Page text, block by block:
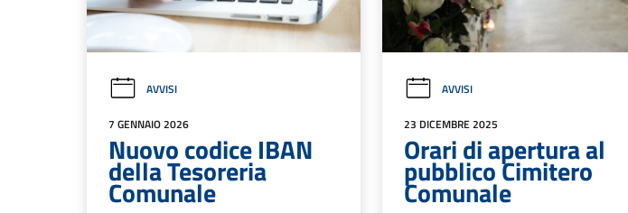
AVVISI
7 GENNAIO 2026
Nuovo codice IBAN
della Tesoreria
Comunale
AVVISI
23 DICEMBRE 2025
Orari di apertura al
pubblico Cimitero
Comunale